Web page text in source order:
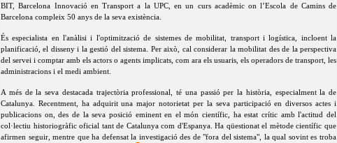
BIT, Barcelona Innovació en Transport a la UPC, en un curs acadèmic on l’Escola de Camins de
Barcelona compleix 50 anys de la seva existència.
És especialista en l'anàlisi i l'optimització de sistemes de mobilitat, transport i logística, incloent la
planificació, el disseny i la gestió del sistema. Per això, cal considerar la mobilitat des de la perspectiva
del servei i comptar amb els actors o agents implicats, com ara els usuaris, els operadors de transport, les
administracions i el medi ambient.
A més de la seva destacada trajectòria professional, té una passió per la història, especialment la de
Catalunya. Recentment, ha adquirit una major notorietat per la seva participació en diversos actes i
publicacions on, des de la seva posició eminent en el món científic, ha estat crític amb l'actitud del
col·lectiu historiogràfic oficial tant de Catalunya com d'Espanya. Ha qüestionat el mètode científic que
afirmen seguir, mentre que ha defensat la investigació des de "fora del sistema", la qual sovint es troba